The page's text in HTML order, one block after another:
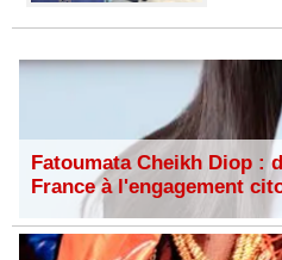
Fatoumata Cheikh Diop :
France à l'engagement